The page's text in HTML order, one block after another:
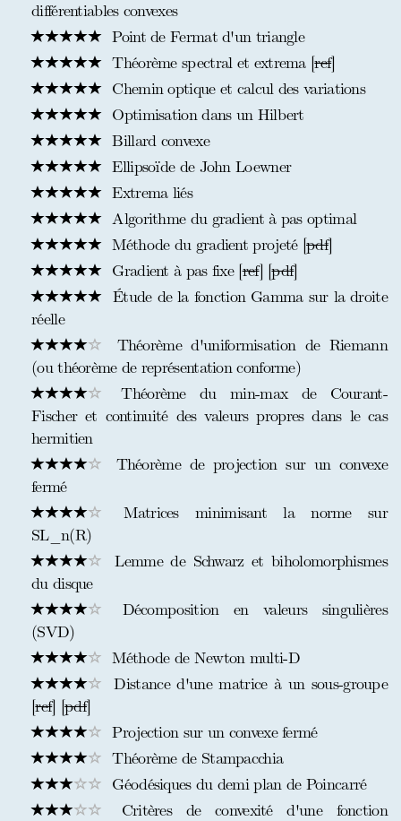
différentiables convexes
Point de Fermat d'un triangle
Théorème spectral et extrema [ref]
Chemin optique et calcul des variations
Optimisation dans un Hilbert
Billard convexe
Ellipsoïde de John Loewner
Extrema liés
Algorithme du gradient à pas optimal
Méthode du gradient projeté [pdf]
Gradient à pas fixe [ref] [pdf]
Étude de la fonction Gamma sur la droite
réelle
Théorème d'uniformisation de Riemann
(ou théorème de représentation conforme)
Théorème du min-max de Courant-
Fischer et continuité des valeurs propres dans le cas
hermitien
Théorème de projection sur un convexe
fermé
Matrices minimisant la norme sur
SL_n(R)
Lemme de Schwarz et biholomorphismes
du disque
Décomposition en valeurs singulières
(SVD)
Méthode de Newton multi-D
Distance d'une matrice à un sous-groupe
[ref] [pdf]
Projection sur un convexe fermé
Théorème de Stampacchia
Géodésiques du demi plan de Poincarré
Critères de convexité d'une fonction